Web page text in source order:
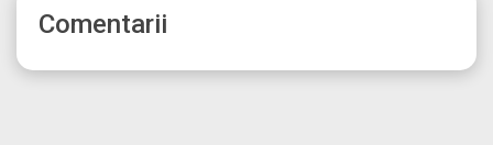
Comentarii